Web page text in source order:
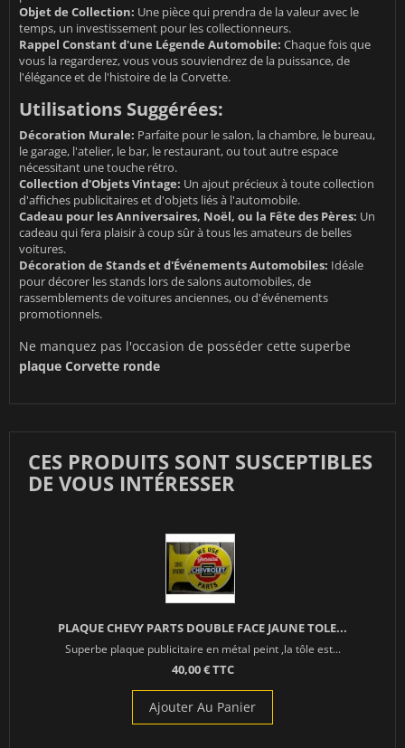
Objet de Collection: Une pièce qui prendra de la valeur avec le
temps, un investissement pour les collectionneurs.
Rappel Constant d'une Légende Automobile: Chaque fois que
vous la regarderez, vous vous souviendrez de la puissance, de
l'élégance et de l'histoire de la Corvette.
Utilisations Suggérées:
Décoration Murale: Parfaite pour le salon, la chambre, le bureau,
le garage, l'atelier, le bar, le restaurant, ou tout autre espace
nécessitant une touche rétro.
Collection d'Objets Vintage: Un ajout précieux à toute collection
d'affiches publicitaires et d'objets liés à l'automobile.
Cadeau pour les Anniversaires, Noël, ou la Fête des Pères: Un
cadeau qui fera plaisir à coup sûr à tous les amateurs de belles
voitures.
Décoration de Stands et d'Événements Automobiles: Idéale
pour décorer les stands lors de salons automobiles, de
rassemblements de voitures anciennes, ou d'événements
promotionnels.
Ne manquez pas l'occasion de posséder cette superbe
plaque Corvette ronde
CES PRODUITS SONT SUSCEPTIBLES
DE VOUS INTÉRESSER
PLAQUE CHEVY PARTS DOUBLE FACE JAUNE TOLE...
Superbe plaque publicitaire en métal peint ,la tôle est...
40,00 € TTC
Ajouter Au Panier